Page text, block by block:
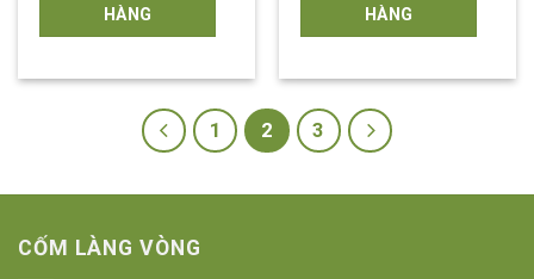
HÀNG
HÀNG
1 2 3
CỐM LÀNG VÒNG